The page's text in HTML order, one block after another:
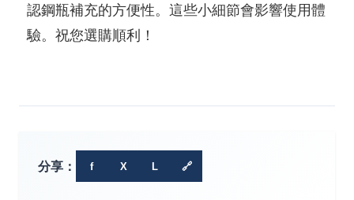
認鋼瓶補充的方便性。這些小細節會影響使用體
驗。祝您選購順利！
分享： f X L 🔗